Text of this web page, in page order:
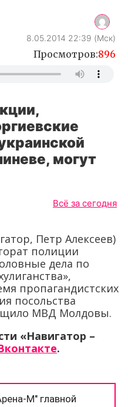
8.05.2014 22:39 (Мск)
Просмотров:896
могут
Всё за сегодня
Петр Алексеев)
полиции
дела по
пропагандистских
посольства
МВД Молдовы.
«Навигатор –
.